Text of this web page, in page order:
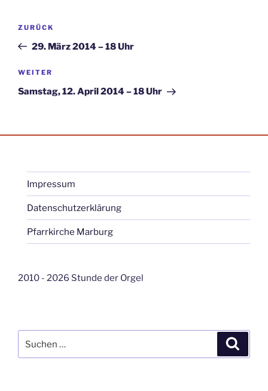
Beitragsnavigation
Vorheriger
Beitrag
ZURÜCK
29. März 2014 – 18 Uhr
Nächster
Beitrag
WEITER
Samstag, 12. April 2014 – 18 Uhr
Impressum
Datenschutzerklärung
Pfarrkirche Marburg
2010 - 2026 Stunde der Orgel
nach: